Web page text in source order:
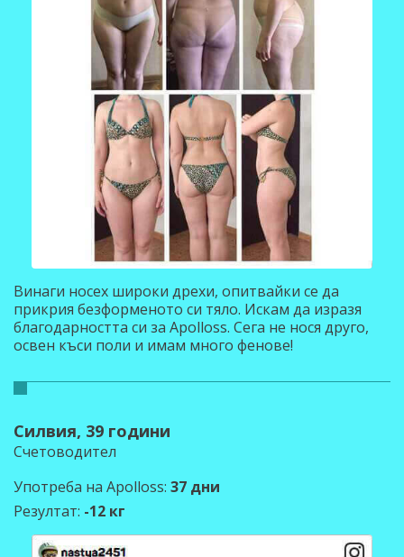
Винаги носех широки дрехи, опитвайки се да
прикрия безформеното си тяло. Искам да изразя
благодарността си за Apolloss. Сега не нося друго,
освен къси поли и имам много фенове!
Силвия, 39 години
Счетоводител
Употреба на Apolloss: 37 дни
Резултат: -12 кг